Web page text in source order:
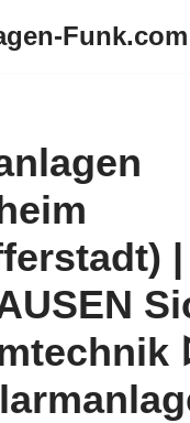
Funk.com
|